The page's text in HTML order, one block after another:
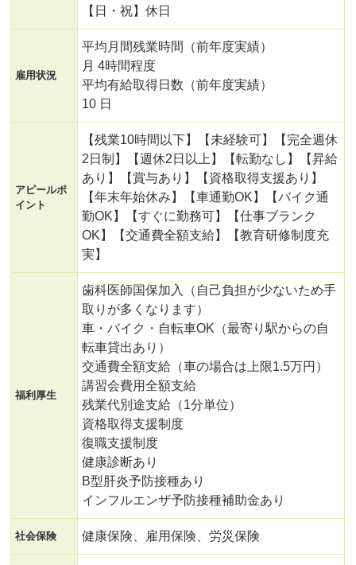
【日・祝】休日
雇用状況
平均月間残業時間（前年度実績）
月 4時間程度
平均有給取得日数（前年度実績）
10 日
アピールポ
イント
【残業10時間以下】【未経験可】【完全週休
2日制】【週休2日以上】【転勤なし】【昇給
あり】【賞与あり】【資格取得支援あり】
【年末年始休み】【車通勤OK】【バイク通
勤OK】【すぐに勤務可】【仕事ブランク
OK】【交通費全額支給】【教育研修制度充
実】
福利厚生
歯科医師国保加入（自己負担が少ないため手
取りが多くなります）
車・バイク・自転車OK（最寄り駅からの自
転車貸出あり）
交通費全額支給（車の場合は上限1.5万円）
講習会費用全額支給
残業代別途支給（1分単位）
資格取得支援制度
復職支援制度
健康診断あり
B型肝炎予防接種あり
インフルエンザ予防接種補助金あり
社会保険 健康保険、雇用保険、労災保険